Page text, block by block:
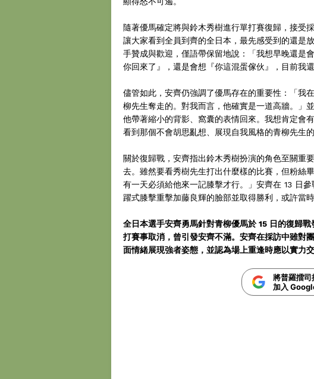
隨著優馬確定將與鈴木秀樹進行單打賽復歸，接受
讓大家看到全員到齊的全日本，最先感受到的還是
手贊成與歡迎，僅語帶保留地說：「我想早晚還是
你回來了』，還是會想『你這混蛋傢伙』，目前我還
儘管如此，安齊仍強調了優馬存在的重要性：「我
柳先生奪走的。對我而言，他確實是一道高牆。」
他帶著縮小的背影、窩囊的表情回來。我想肯定會
看到那個不會胡思亂想、展現自我風格的青柳先生的
關於復歸戰，安齊指出鈴木秀樹扮演的角色至關重
去。雖然要看秀樹先生打出什麼樣的比賽，但粉絲
有一天必須給他來一記膝擊才行。」安齊在 13 日
躍式膝擊重擊加藤良輝的臉部並取得勝利，或許當
全日本選手安齊勇馬針對青柳優馬於 15 日的復歸
打賽事取消，曾引發安齊不滿。安齊在採訪中雖對
面情緒展現強者姿態，並認為場上重逢時應以實力
將普羅擂司
加入